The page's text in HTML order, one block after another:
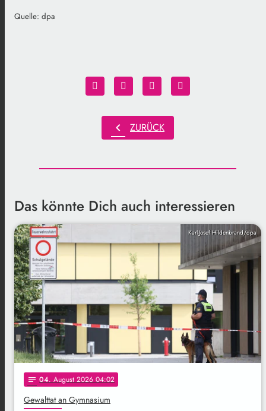
Quelle: dpa
chevron_left ZURÜCK
Das könnte Dich auch interessieren
Karl-Josef Hildenbrand/dpa
notes 04. August 2026 04:02
Gewalttat an Gymnasium